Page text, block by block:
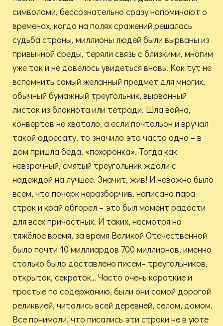
символами, бессознательно сразу напоминают о
временах, когда на полях сражений решалась
судьба страны, миллионы людей были вырваны из
привычной среды, теряли связь с близкими, многим
уже так и не довелось увидеться вновь. Как тут не
вспомнить самый желанный предмет для многих,
обычный бумажный треугольник, вырванный
листок из блокнота или тетради. Шла война,
конвертов не хватало, а если почтальон и вручал
такой адресату, то значило это часто одно – в
дом пришла беда, «похоронка». Тогда как
невзрачный, смятый треугольник ждали с
надеждой на лучшее. Значит, жив! И неважно было
всем, что почерк неразборчив, написана пара
строк и край обгорел – это был момент радости
для всех причастных. И таких, несмотря на
тяжёлое время, за время Великой Отечественной
было почти 10 миллиардов 700 миллионов, именно
столько было доставлено писем– треугольников,
открыток, секреток… Часто очень короткие и
простые по содержанию, были они самой дорогой
реликвией, читались всей деревней, селом, домом.
Все понимали, что писались эти строки не в уюте